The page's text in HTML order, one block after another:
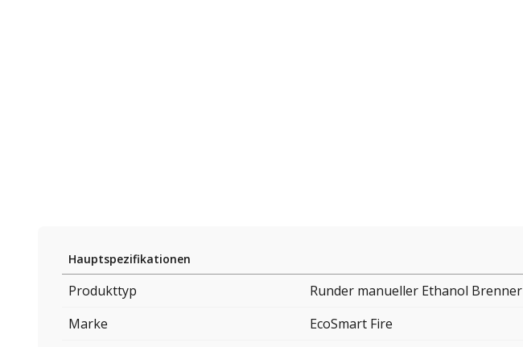
Hauptspezifikationen
Produkttyp
Runder manueller Ethanol Brenner
Marke
EcoSmart Fire